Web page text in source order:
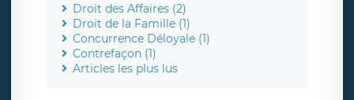
Droit des Affaires (2)
Droit de la Famille (1)
Concurrence Déloyale (1)
Contrefaçon (1)
Articles les plus lus